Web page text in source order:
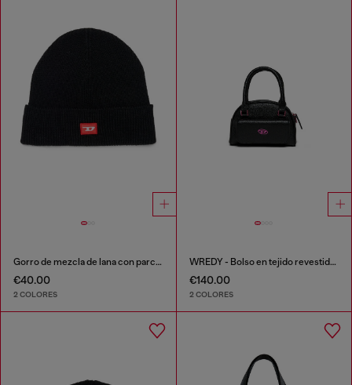
Gorro de mezcla de lana con parche de logo D
€40.00
2 COLORES
WREDY - Bolso en tejido revestido granuloso
€140.00
2 COLORES